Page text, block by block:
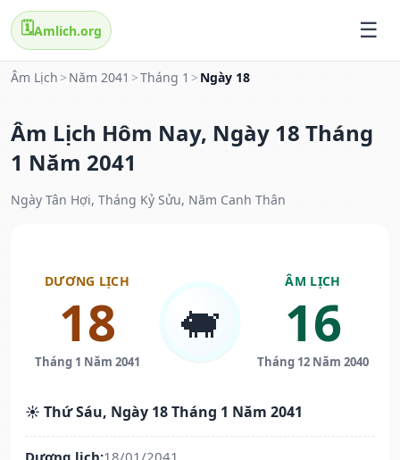
🗓️Amlich.org
Âm Lịch > Năm 2041 >Tháng 1 > Ngày 18
Âm Lịch Hôm Nay, Ngày 18 Tháng
1 Năm 2041
Ngày Tân Hợi, Tháng Kỷ Sửu, Năm Canh Thân
DƯƠNG LỊCH
18
Tháng 1 Năm 2041
🐖
ÂM LỊCH
16
Tháng 12 Năm 2040
☀️ Thứ Sáu, Ngày 18 Tháng 1 Năm 2041